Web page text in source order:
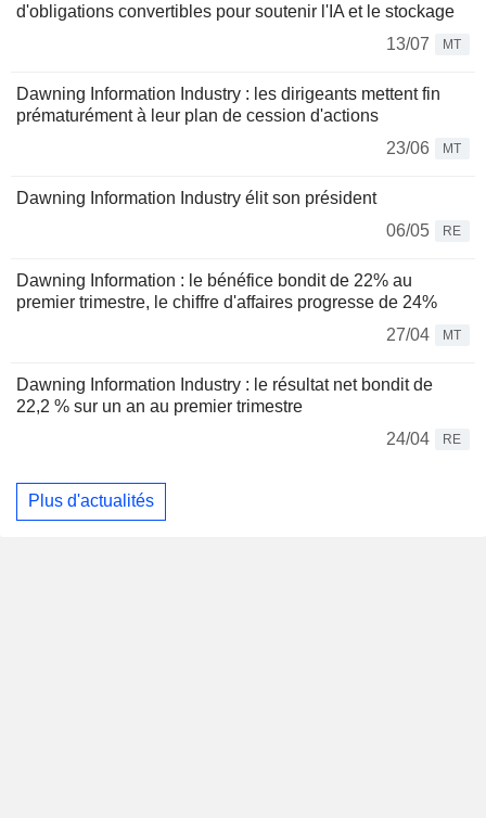
d'obligations convertibles pour soutenir l'IA et le stockage
13/07
MT
Dawning Information Industry : les dirigeants mettent fin
prématurément à leur plan de cession d'actions
23/06
MT
Dawning Information Industry élit son président
06/05
RE
Dawning Information : le bénéfice bondit de 22% au
premier trimestre, le chiffre d'affaires progresse de 24%
27/04
MT
Dawning Information Industry : le résultat net bondit de
22,2 % sur un an au premier trimestre
24/04
RE
Plus d'actualités